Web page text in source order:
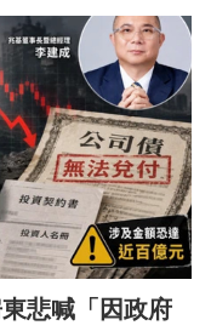
悲喊「因政府